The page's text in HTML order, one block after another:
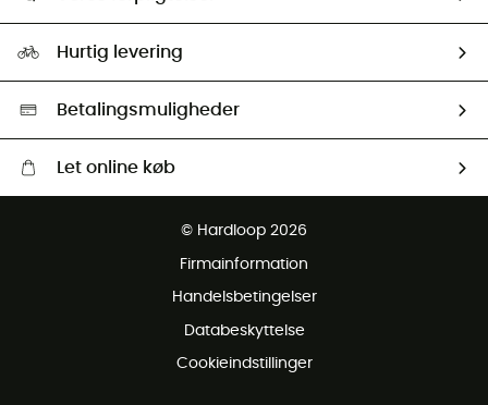
Our ambassadors
HardGreen Udvalg
Hurtig levering
Betalingsmuligheder
Let online køb
© Hardloop 2026
Firmainformation
Handelsbetingelser
Databeskyttelse
Cookieindstillinger